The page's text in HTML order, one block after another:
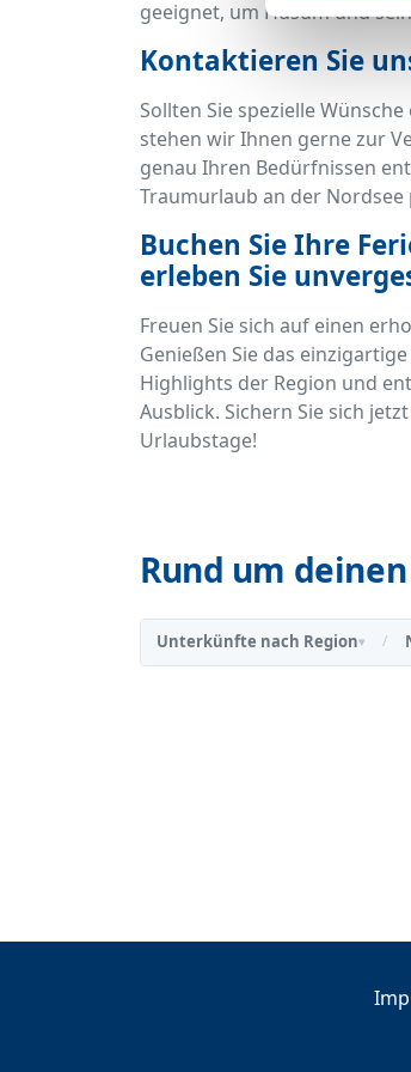
geeignet, um Husum und
Kontaktieren Sie
Sollten Sie spezielle
stehen wir Ihnen gerne zur
genau Ihren Bedürfnissen
Traumurlaub an der Nordsee
Buchen Sie Ihre
erleben Sie
Freuen Sie sich auf einen
Genießen Sie das
Highlights der Region und
Ausblick. Sichern Sie sich
Urlaubstage!
Rund um
Unterkünfte nach Region▾ /